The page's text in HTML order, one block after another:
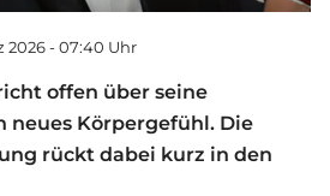
2026 - 07:40 Uhr
offen über seine
neues Körpergefühl. Die
rückt dabei kurz in den